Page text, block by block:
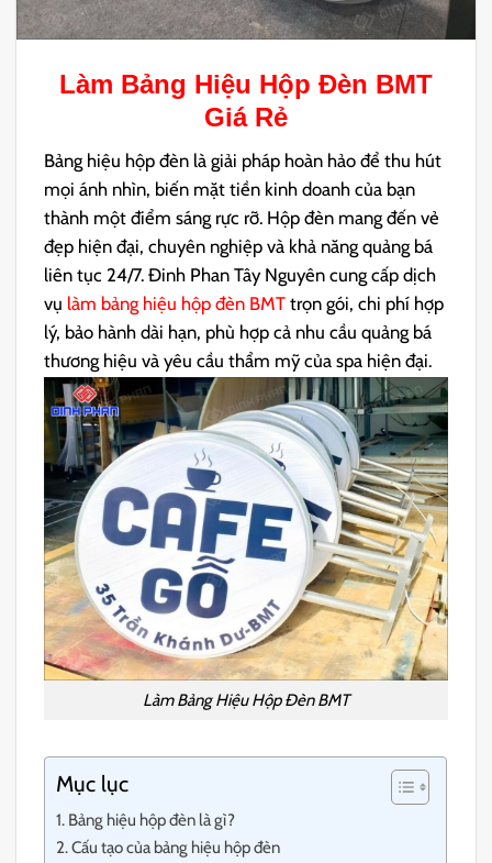
Làm Bảng Hiệu Hộp Đèn BMT
Giá Rẻ
Bảng hiệu hộp đèn là giải pháp hoàn hảo để thu hút
mọi ánh nhìn, biến mặt tiền kinh doanh của bạn
thành một điểm sáng rực rỡ. Hộp đèn mang đến vẻ
đẹp hiện đại, chuyên nghiệp và khả năng quảng bá
liên tục 24/7. Đinh Phan Tây Nguyên cung cấp dịch
vụ làm bảng hiệu hộp đèn BMT trọn gói, chi phí hợp
lý, bảo hành dài hạn, phù hợp cả nhu cầu quảng bá
thương hiệu và yêu cầu thẩm mỹ của spa hiện đại.
Làm Bảng Hiệu Hộp Đèn BMT
Mục lục
Bảng hiệu hộp đèn là gì?
Cấu tạo của bảng hiệu hộp đèn